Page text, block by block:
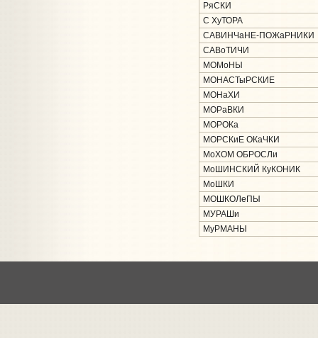
РяСКИ
С ХуТОРА
САВИНЧаНЕ-ПОЖаРНИКИ
САВоТИЧИ
МОМоНЫ
МОНАСТыРСКИЕ
МОНаХИ
МОРаВКИ
МОРОКа
МОРСКиЕ ОКаЧКИ
МоХОМ ОБРОСЛи
МоШИНСКИЙ КуКОНИК
МоШКИ
МОШКОЛеПЫ
МУРАШи
МуРМАНЫ